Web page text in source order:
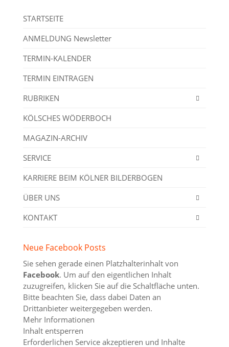
STARTSEITE
ANMELDUNG Newsletter
TERMIN-KALENDER
TERMIN EINTRAGEN
RUBRIKEN
KÖLSCHES WÖDERBOCH
MAGAZIN-ARCHIV
SERVICE
KARRIERE BEIM KÖLNER BILDERBOGEN
ÜBER UNS
KONTAKT
Neue Facebook Posts
Sie sehen gerade einen Platzhalterinhalt von
Facebook. Um auf den eigentlichen Inhalt
zuzugreifen, klicken Sie auf die Schaltfläche unten.
Bitte beachten Sie, dass dabei Daten an
Drittanbieter weitergegeben werden.
Mehr Informationen
Inhalt entsperren
Erforderlichen Service akzeptieren und Inhalte